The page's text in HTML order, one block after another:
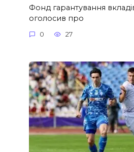
Фонд гарантування
оголосив про
0 27